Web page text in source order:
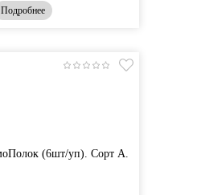
Подробнее